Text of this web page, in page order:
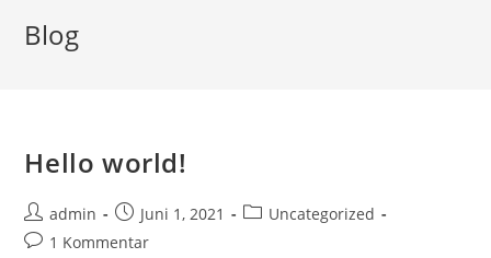
Blog
Hello world!
Beitrags-
Autor:
admin
Beitrag
veröffentlicht:
Juni 1, 2021
Beitrags-
Uncategorized
Beitrags-
1 Kommentar